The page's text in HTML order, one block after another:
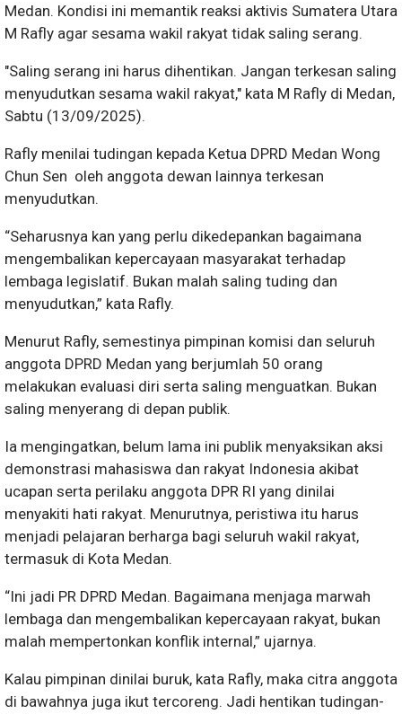
Medan. Kondisi ini memantik reaksi aktivis Sumatera Utara
M Rafly agar sesama wakil rakyat tidak saling serang.
"Saling serang ini harus dihentikan. Jangan terkesan saling
menyudutkan sesama wakil rakyat," kata M Rafly di Medan,
Sabtu (13/09/2025).
Rafly menilai tudingan kepada Ketua DPRD Medan Wong
Chun Sen oleh anggota dewan lainnya terkesan
menyudutkan.
“Seharusnya kan yang perlu dikedepankan bagaimana
mengembalikan kepercayaan masyarakat terhadap
lembaga legislatif. Bukan malah saling tuding dan
menyudutkan,” kata Rafly.
Menurut Rafly, semestinya pimpinan komisi dan seluruh
anggota DPRD Medan yang berjumlah 50 orang
melakukan evaluasi diri serta saling menguatkan. Bukan
saling menyerang di depan publik.
Ia mengingatkan, belum lama ini publik menyaksikan aksi
demonstrasi mahasiswa dan rakyat Indonesia akibat
ucapan serta perilaku anggota DPR RI yang dinilai
menyakiti hati rakyat. Menurutnya, peristiwa itu harus
menjadi pelajaran berharga bagi seluruh wakil rakyat,
termasuk di Kota Medan.
“Ini jadi PR DPRD Medan. Bagaimana menjaga marwah
lembaga dan mengembalikan kepercayaan rakyat, bukan
malah mempertonkan konflik internal,” ujarnya.
Kalau pimpinan dinilai buruk, kata Rafly, maka citra anggota
di bawahnya juga ikut tercoreng. Jadi hentikan tudingan-